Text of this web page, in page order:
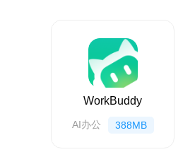
A：常见原因：电脑
解决：确保电脑在
WorkBuddy
AI办公 388MB